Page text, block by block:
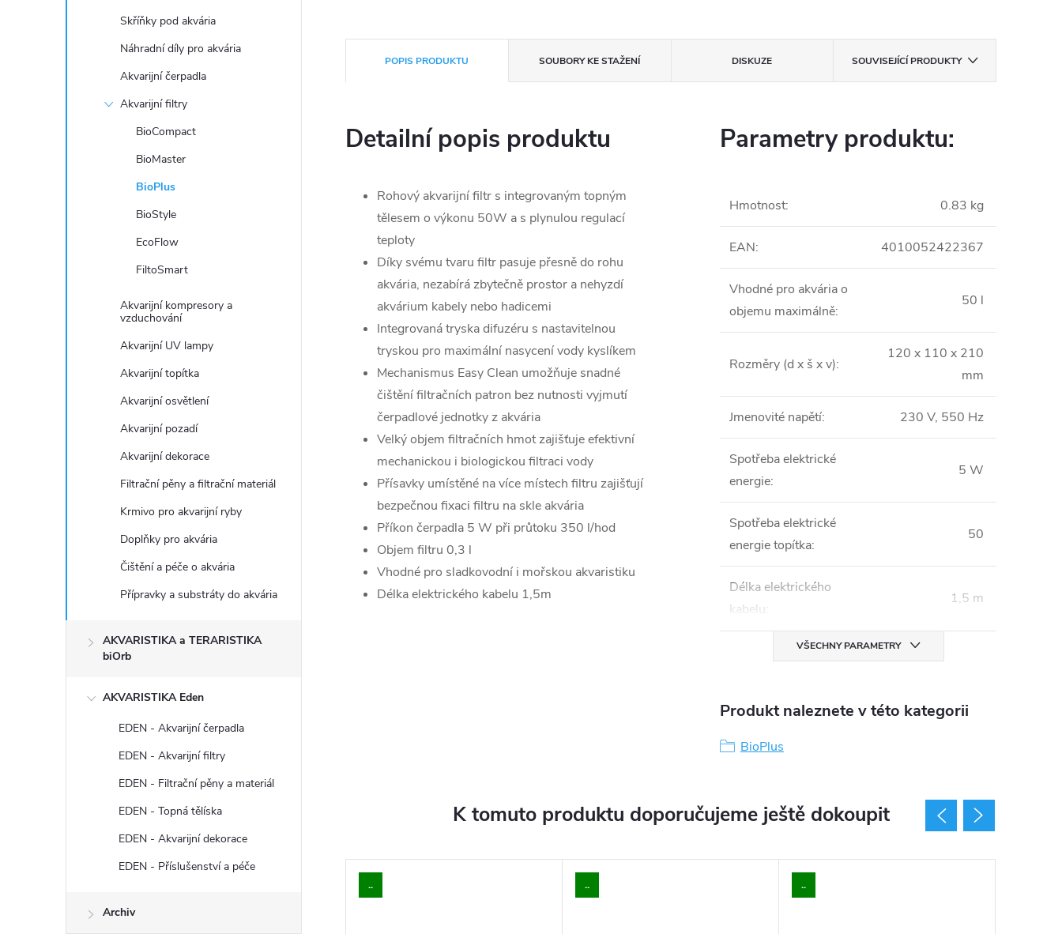
Skříňky pod akvária
Náhradní díly pro akvária
Akvarijní čerpadla
Akvarijní filtry
BioCompact
BioMaster
BioPlus
BioStyle
EcoFlow
FiltoSmart
Akvarijní kompresory a
vzduchování
Akvarijní UV lampy
Akvarijní topítka
Akvarijní osvětlení
Akvarijní pozadí
Akvarijní dekorace
Filtrační pěny a filtrační materiál
Krmivo pro akvarijní ryby
Doplňky pro akvária
Čištění a péče o akvária
Přípravky a substráty do akvária
AKVARISTIKA a TERARISTIKA
biOrb
AKVARISTIKA Eden
EDEN - Akvarijní čerpadla
EDEN - Akvarijní filtry
EDEN - Filtrační pěny a materiál
EDEN - Topná tělíska
EDEN - Akvarijní dekorace
EDEN - Příslušenství a péče
Archiv
POPIS PRODUKTU SOUBORY KE STAŽENÍ DISKUZE SOUVISEJÍCÍ PRODUKTY
Detailní popis produktu
Rohový akvarijní filtr s integrovaným topným
tělesem o výkonu 50W a s plynulou regulací
teploty
Díky svému tvaru filtr pasuje přesně do rohu
akvária, nezabírá zbytečně prostor a nehyzdí
akvárium kabely nebo hadicemi
Integrovaná tryska difuzéru s nastavitelnou
tryskou pro maximální nasycení vody kyslíkem
Mechanismus Easy Clean umožňuje snadné
čištění filtračních patron bez nutnosti vyjmutí
čerpadlové jednotky z akvária
Velký objem filtračních hmot zajišťuje efektivní
mechanickou i biologickou filtraci vody
Přísavky umístěné na více místech filtru zajišťují
bezpečnou fixaci filtru na skle akvária
Příkon čerpadla 5 W při průtoku 350 l/hod
Objem filtru 0,3 l
Vhodné pro sladkovodní i mořskou akvaristiku
Délka elektrického kabelu 1,5m
Parametry produktu:
Hmotnost: 0.83 kg
EAN: 4010052422367
Vhodné pro akvária o
objemu maximálně:
50 l
Rozměry (d x š x v):
120 x 110 x 210
mm
Jmenovité napětí: 230 V, 550 Hz
Spotřeba elektrické
energie:
5 W
Spotřeba elektrické
energie topítka:
50
Délka elektrického
kabelu :
1,5 m
VŠECHNY PARAMETRY
Produkt naleznete v této kategorii
BioPlus
K tomuto produktu doporučujeme ještě dokoupit
.. .. ..